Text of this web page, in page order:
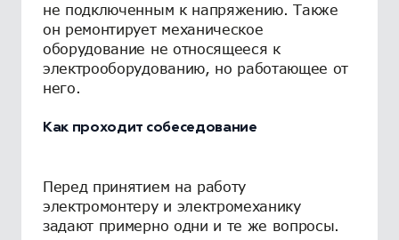
не подключенным к напряжению. Также
он ремонтирует механическое
оборудование не относящееся к
электрооборудованию, но работающее от
него.
Как проходит собеседование
Перед принятием на работу
электромонтеру и электромеханику
задают примерно одни и те же вопросы.